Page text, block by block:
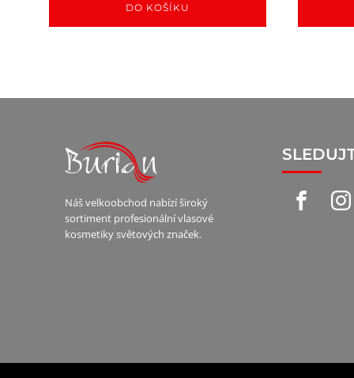
DO KOŠÍKU
Náš velkoobchod nabízí široký
sortiment profesionální vlasové
kosmetiky světových značek.